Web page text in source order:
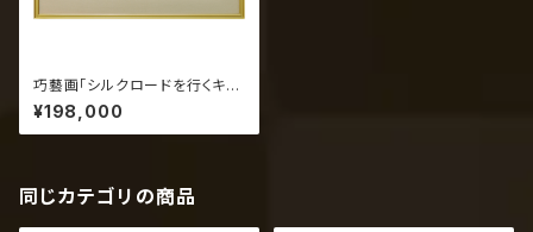
巧藝画「シルクロードを行くキャ
ラバン西・月」平山郁夫
¥198,000
同じカテゴリの商品